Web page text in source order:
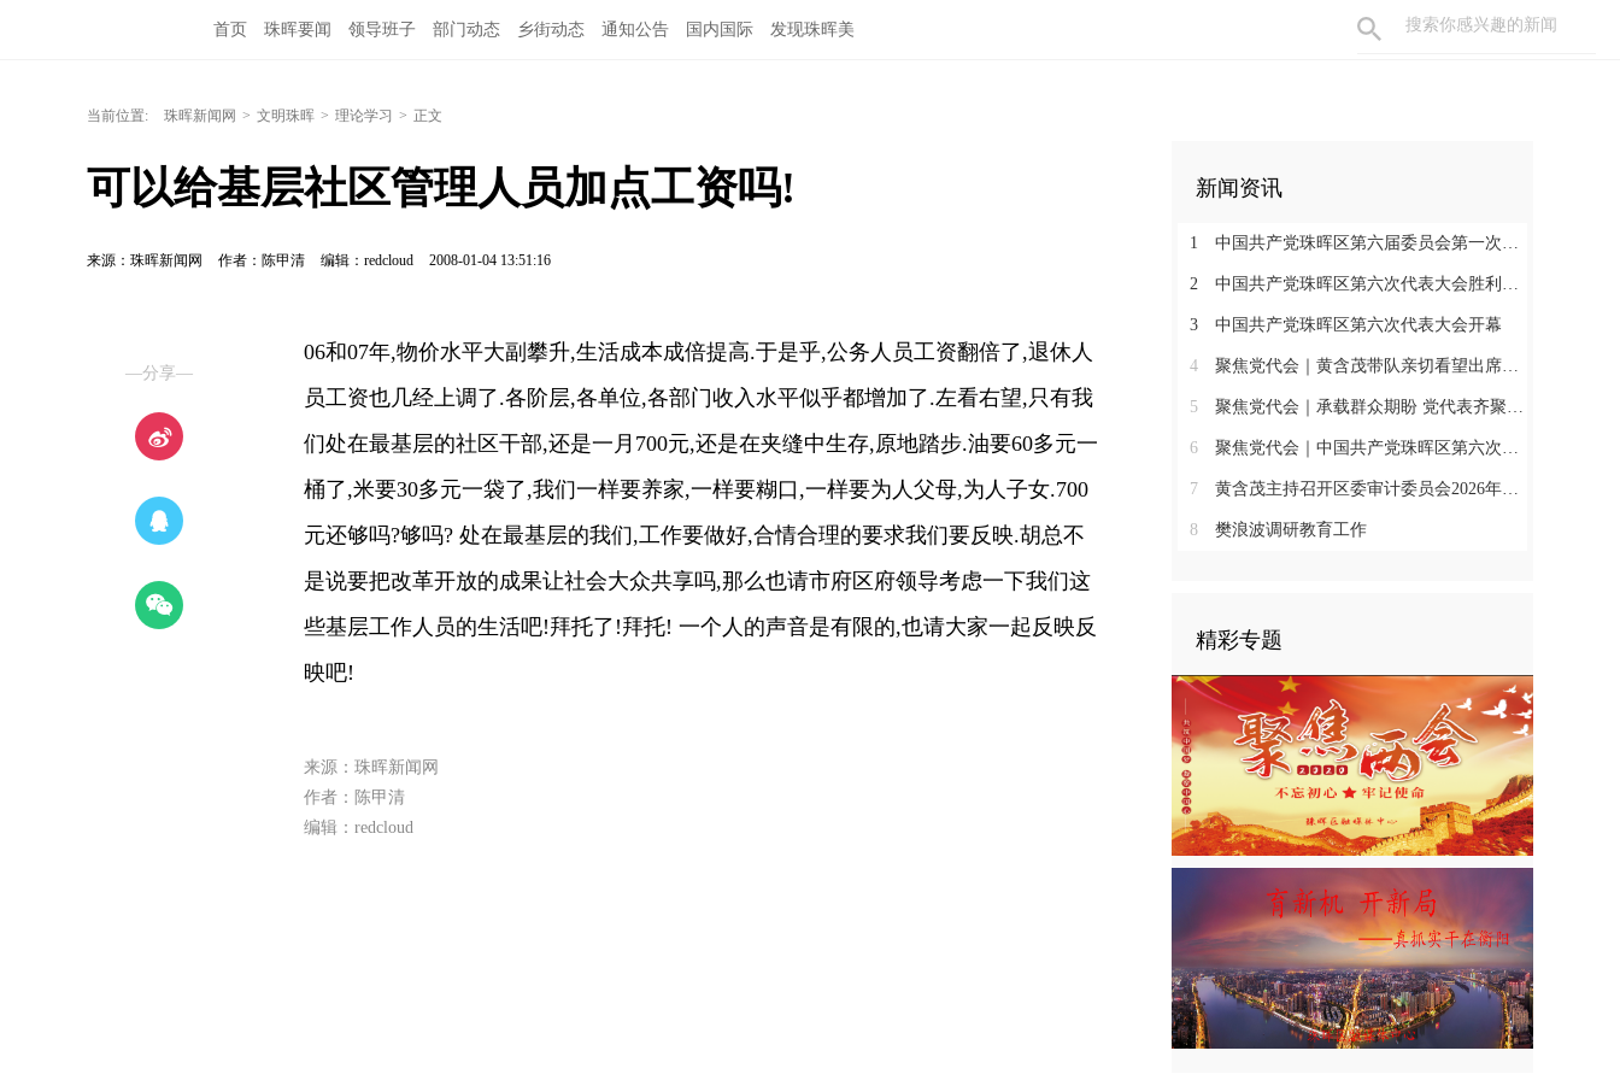
首页 珠晖要闻 领导班子 部门动态 乡街动态 通知公告 国内国际 发现珠晖美
当前位置: 珠晖新闻网 > 文明珠晖 > 理论学习 > 正文
可以给基层社区管理人员加点工资吗!
来源：珠晖新闻网 作者：陈甲清 编辑：redcloud 2008-01-04 13:51:16
—分享—
06和07年,物价水平大副攀升,生活成本成倍提高.于是乎,公务人员工资翻倍了,退休人
员工资也几经上调了.各阶层,各单位,各部门收入水平似乎都增加了.左看右望,只有我
们处在最基层的社区干部,还是一月700元,还是在夹缝中生存,原地踏步.油要60多元一
桶了,米要30多元一袋了,我们一样要养家,一样要糊口,一样要为人父母,为人子女.700
元还够吗?够吗? 处在最基层的我们,工作要做好,合情合理的要求我们要反映.胡总不
是说要把改革开放的成果让社会大众共享吗,那么也请市府区府领导考虑一下我们这
些基层工作人员的生活吧!拜托了!拜托! 一个人的声音是有限的,也请大家一起反映反
映吧!
来源：珠晖新闻网
作者：陈甲清
编辑：redcloud
新闻资讯
1 中国共产党珠晖区第六届委员会第一次全体会议召开
2 中国共产党珠晖区第六次代表大会胜利闭幕
3 中国共产党珠晖区第六次代表大会开幕
4 聚焦党代会｜黄含茂带队亲切看望出席珠晖区第六次党代会的代表
5 聚焦党代会｜承载群众期盼 党代表齐聚报到
6 聚焦党代会｜中国共产党珠晖区第六次代表大会召开各代表团召集人会议
7 黄含茂主持召开区委审计委员会2026年第一次会议
8 樊浪波调研教育工作
精彩专题